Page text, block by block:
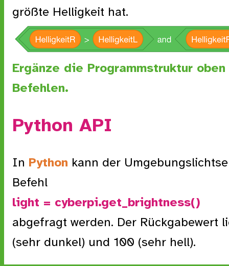
größte Helligkeit hat.
Ergänze die Programmstruktur
Befehlen.
Python API
In Python kann der
Befehl
light = cyberpi.get_brightness()
abgefragt werden. Der Rückgabewert
(sehr dunkel) und 100 (sehr hell).